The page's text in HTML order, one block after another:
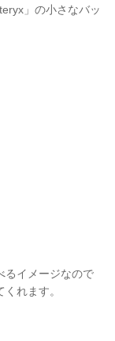
」の小さなバッ
るイメージなので
れます。